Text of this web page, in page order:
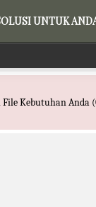
UNTUK
Kebutuhan Anda